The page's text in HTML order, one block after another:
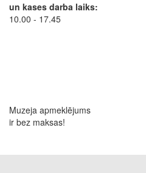
un kases darba laiks:
10.00 - 17.45
Muzeja apmeklējums
ir bez maksas!